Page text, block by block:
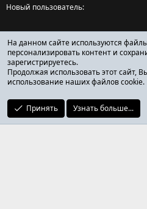
Новый пользователь
Поделиться страницей
Facebook
X (Twitter)
Reddit
ОТЗЫВЫ ОНЛАЙН ФОРУМ
На данном сайте используются
персонализировать контент и
зарегистрируетесь.
Продолжая использовать этот сайт,
использование наших файлов cookie.
Принять Узнать больше...